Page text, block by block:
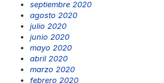
septiembre 2020
agosto 2020
julio 2020
junio 2020
mayo 2020
abril 2020
marzo 2020
febrero 2020